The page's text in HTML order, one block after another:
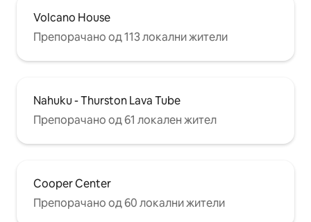
Volcano House
Препорачано од 113 локални жители
Nahuku - Thurston Lava Tube
Препорачано од 61 локален жител
Cooper Center
Препорачано од 60 локални жители